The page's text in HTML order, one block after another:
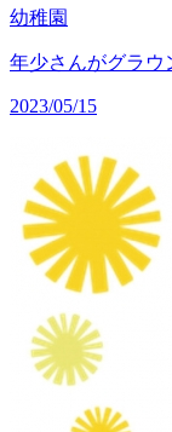
幼稚園
年少さんがグラウ
2023/05/15